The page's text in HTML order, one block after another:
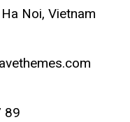
Noi, Vietnam
89